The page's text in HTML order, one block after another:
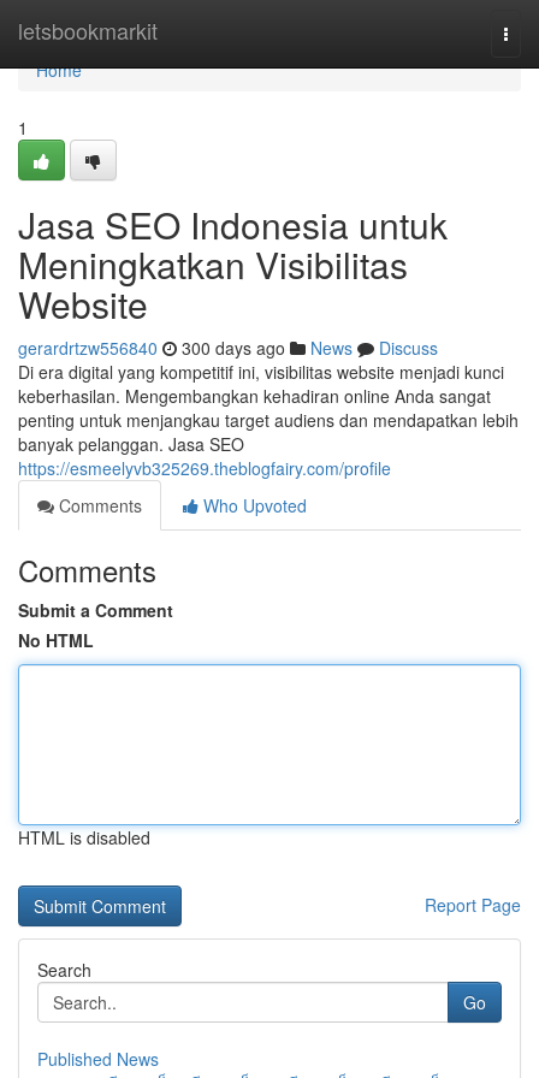
letsbookmarkit
Home
Home
1
Jasa SEO Indonesia untuk
Meningkatkan Visibilitas
Website
gerardrtzw556840 300 days ago News
Discuss
Di era digital yang kompetitif ini, visibilitas website menjadi kunci
keberhasilan. Mengembangkan kehadiran online Anda sangat
penting untuk menjangkau target audiens dan mendapatkan lebih
banyak pelanggan. Jasa SEO
https://esmeelyvb325269.theblogfairy.com/profile
Comments
Who Upvoted
Comments
Submit a Comment
No HTML
HTML is disabled
Report Page
Search
Go
Published News